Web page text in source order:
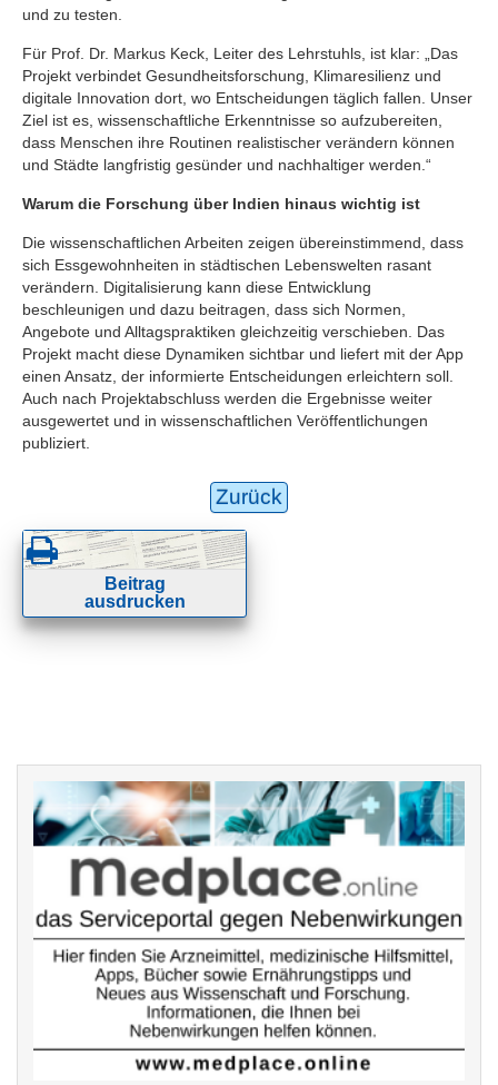
und zu testen.
Für Prof. Dr. Markus Keck, Leiter des Lehrstuhls, ist klar: „Das
Projekt verbindet Gesundheitsforschung, Klimaresilienz und
digitale Innovation dort, wo Entscheidungen täglich fallen. Unser
Ziel ist es, wissenschaftliche Erkenntnisse so aufzubereiten,
dass Menschen ihre Routinen realistischer verändern können
und Städte langfristig gesünder und nachhaltiger werden.“
Warum die Forschung über Indien hinaus wichtig ist
Die wissenschaftlichen Arbeiten zeigen übereinstimmend, dass
sich Essgewohnheiten in städtischen Lebenswelten rasant
verändern. Digitalisierung kann diese Entwicklung
beschleunigen und dazu beitragen, dass sich Normen,
Angebote und Alltagspraktiken gleichzeitig verschieben. Das
Projekt macht diese Dynamiken sichtbar und liefert mit der App
einen Ansatz, der informierte Entscheidungen erleichtern soll.
Auch nach Projektabschluss werden die Ergebnisse weiter
ausgewertet und in wissenschaftlichen Veröffentlichungen
publiziert.
Zurück
Beitrag
ausdrucken